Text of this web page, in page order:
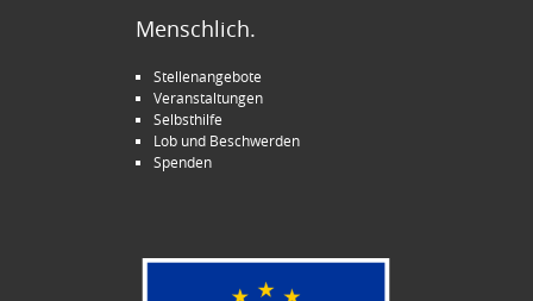
Menschlich.
Stellenangebote
Veranstaltungen
Selbsthilfe
Lob und Beschwerden
Spenden